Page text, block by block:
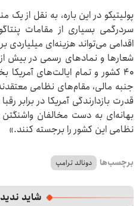
پولیتیکو در این باره، به نقل از
سردرگمی بسیاری از مقامات
اقدامی می‌تواند هزینه‌ای میلیاردی
۴۰ کشور و تمام ایالت‌های
جنبه مالی، مقام‌های نظامی
قدرت بازدارندگی آمریکا در
بهانه‌ای به دست مخالفان
نظامی این کشور را برجسته کنند.»
برچسب‌ها دونالد ترامپ
شاید